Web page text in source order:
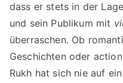
dass er stets in der
und sein Publikum mit
überraschen. Ob
Geschichten oder
Rukh hat sich nie auf